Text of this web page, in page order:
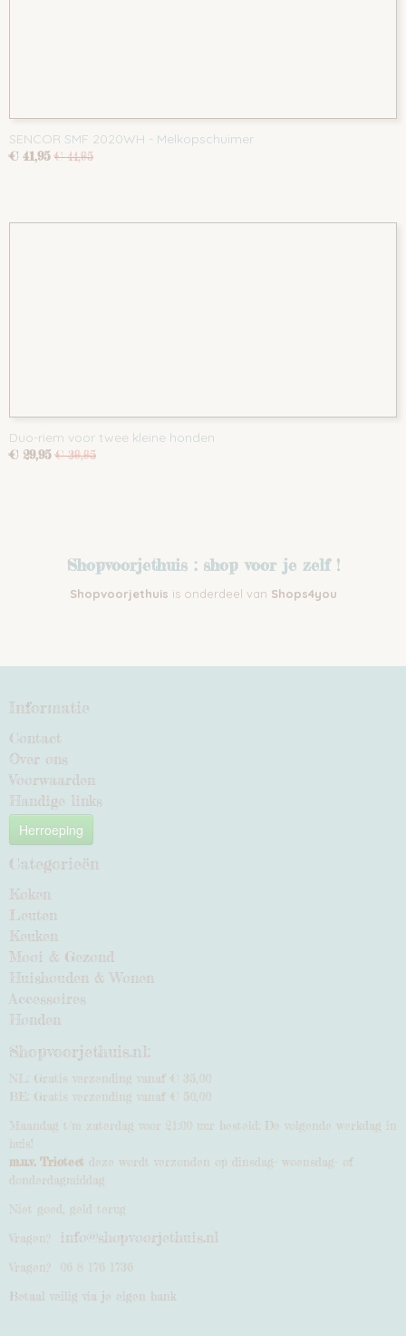
SENCOR SMF 2020WH - Melkopschuimer
€ 41,95 € 44,95
Duo-riem voor twee kleine honden
€ 29,95 € 39,95
Shopvoorjethuis : shop voor je zelf !
Shopvoorjethuis is onderdeel van Shops4you
Informatie
Contact
Over ons
Voorwaarden
Handige links
Herroeping
Categorieën
Koken
Leuten
Keuken
Mooi & Gezond
Huishouden & Wonen
Accessoires
Honden
Shopvoorjethuis.nl:
NL: Gratis verzending vanaf € 35,00
BE: Gratis verzending vanaf € 50,00
Maandag t/m zaterdag voor 21:00 uur besteld: De volgende werkdag in
huis!
m.u.v. Triotect deze wordt verzonden op dinsdag- woensdag- of
donderdagmiddag
Niet goed, geld terug
Vragen? info@shopvoorjethuis.nl
Vragen? 06 8 176 1736
Betaal veilig via je eigen bank